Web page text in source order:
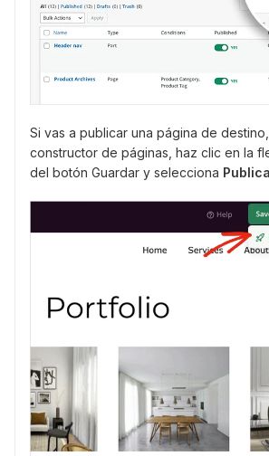
Si vas a publicar una página de
constructor de páginas, haz clic en la
del botón Guardar y selecciona